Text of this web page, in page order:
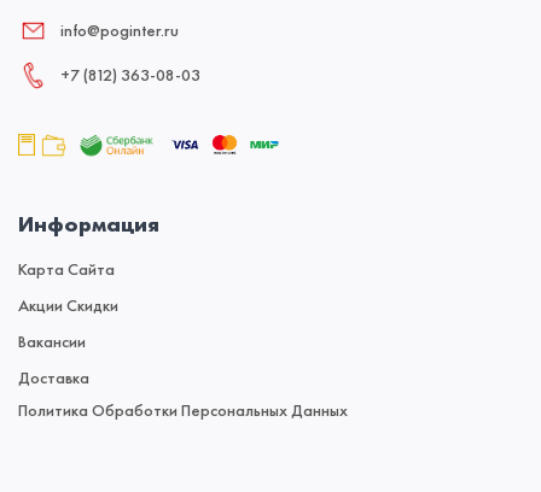
info@poginter.ru
+7 (812) 363‑08‑03
Информация
Карта Сайта
Акции Скидки
Вакансии
Доставка
Политика Обработки Персональных Данных